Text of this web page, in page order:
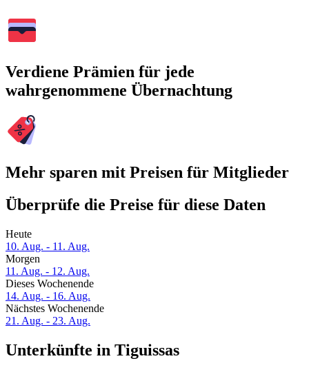
Verdiene Prämien für jede
wahrgenommene Übernachtung
Mehr sparen mit Preisen für Mitglieder
Überprüfe die Preise für diese Daten
Heute
10. Aug. - 11. Aug.
Morgen
11. Aug. - 12. Aug.
Dieses Wochenende
14. Aug. - 16. Aug.
Nächstes Wochenende
21. Aug. - 23. Aug.
Unterkünfte in Tiguissas